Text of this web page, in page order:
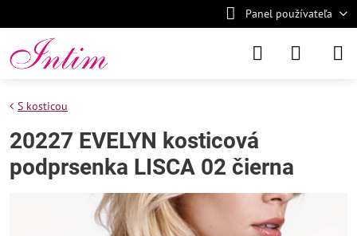
Panel používateľa
S kosticou
20227 EVELYN kosticová
podprsenka LISCA 02 čierna